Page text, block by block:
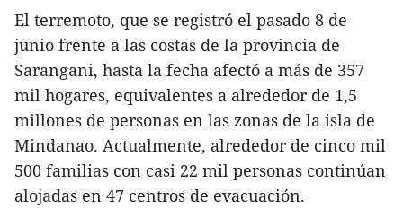
El terremoto, que se registró el pasado 8 de
junio frente a las costas de la provincia de
Sarangani, hasta la fecha afectó a más de 357
mil hogares, equivalentes a alrededor de 1,5
millones de personas en las zonas de la isla de
Mindanao. Actualmente, alrededor de cinco mil
500 familias con casi 22 mil personas continúan
alojadas en 47 centros de evacuación.